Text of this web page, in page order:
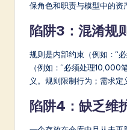
保角色和职责与模型中的资
陷阱3：混淆规
规则是内部约束（例如：“
（例如：“必须处理10,000
义。规则限制行为；需求定
陷阱4：缺乏维